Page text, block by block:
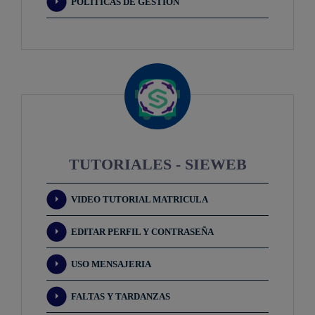
se efectuará a las 13:00 horas.
COMUNICADO N° 077 - 2026 del 02 de
de Salud (MINSA)
COMUNICADO N° 072 - 2026 del 01 de
julio del 2026
Lunes 06 de julio de 2026 no habrá clases ni
talleres
Descargar
COMUNICADO N° 070 - 2026 del 25 de
TUTORIALES - SIEWEB
VIDEO TUTORIAL MATRICULA
EDITAR PERFIL Y CONTRASEÑA
USO MENSAJERIA
FALTAS Y TARDANZAS